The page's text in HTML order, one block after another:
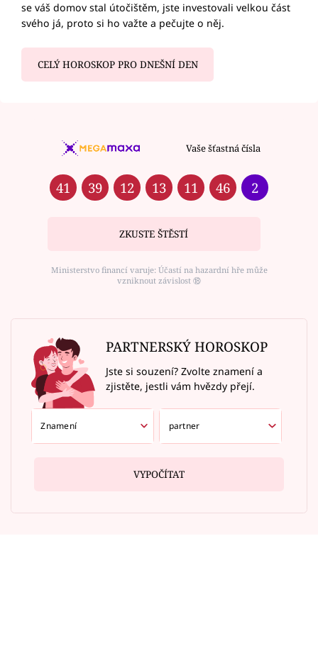
se váš domov stal útočištěm, jste investovali velkou část
svého já, proto si ho važte a pečujte o něj.
CELÝ HOROSKOP PRO DNEŠNÍ DEN
Vaše šťastná čísla
41 39 12 13 11 46 2
ZKUSTE ŠTĚSTÍ
Ministerstvo financí varuje: Účastí na hazardní hře může
vzniknout závislost ⑱
PARTNERSKÝ HOROSKOP
Jste si souzení? Zvolte znamení a
zjistěte, jestli vám hvězdy přejí.
VYPOČÍTAT